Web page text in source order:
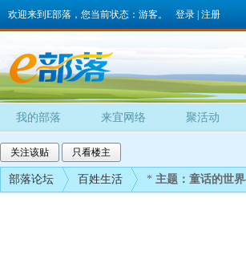
欢迎来到E部落，您当前状态：游客。 登录 注册
我的部落 来宜网络 聚活动
关注该贴 只看楼主
部落论坛 百姓生活 * 主题：童话的世